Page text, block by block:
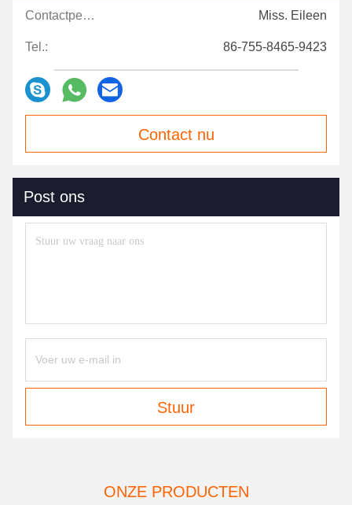
Contactpersonen: Miss. Eileen
Tel.: 86-755-8465-9423
Contact nu
Post ons
Stuur
ONZE PRODUCTEN